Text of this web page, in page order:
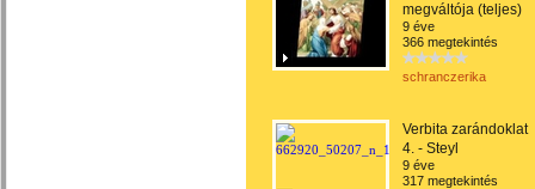
megváltója (teljes)
9 éve
366 megtekintés
schranczerika
Verbita zarándoklat
4. - Steyl
9 éve
317 megtekintés